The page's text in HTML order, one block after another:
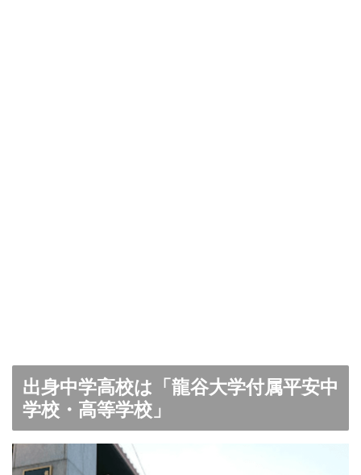
出身中学高校は「龍谷大学付属平安中
学校・高等学校」